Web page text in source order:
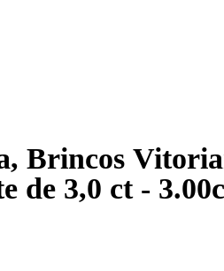
Brincos
ct - 3.00ct. tw.